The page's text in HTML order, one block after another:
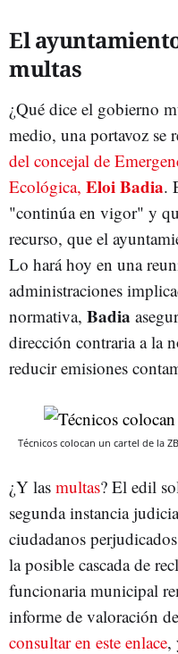
El
multas
¿Qué dice el gobierno
medio, una portavoz se
del concejal de
Ecológica, Eloi Badia.
"continúa en vigor" y
recurso, que el
Lo hará hoy en una
administraciones
normativa, Badia
dirección contraria a la
reducir emisiones
Técnicos colocan un cartel de la
¿Y las multas? El edil
segunda instancia
ciudadanos
la posible cascada de
funcionaria municipal
informe de valoración
consultar en este enlace,